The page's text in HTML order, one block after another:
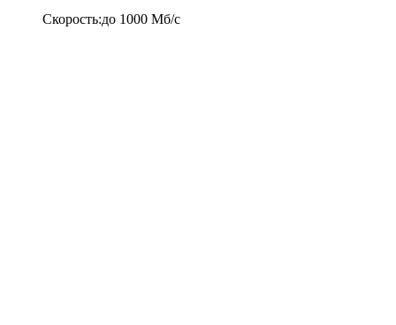
Скорость:до 1000 Мб/c